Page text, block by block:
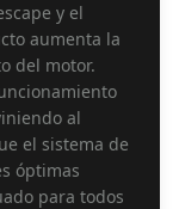
y el
aumenta la
del motor.
al
el sistema de
óptimas
para todos